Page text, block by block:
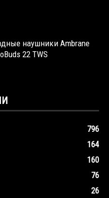
наушники Ambrane
22 TWS
796
164
160
76
26